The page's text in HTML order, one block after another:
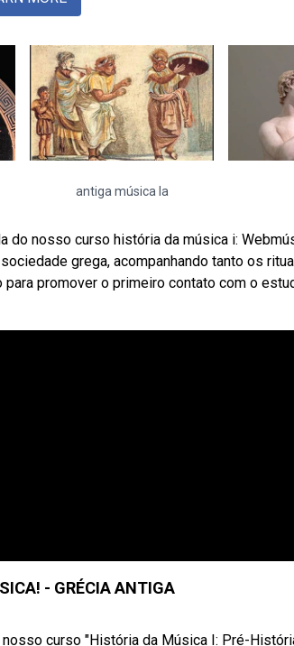
antiga música la
nosso curso história da música i:
grega, acompanhando tanto os
promover o primeiro contato com o
- GRÉCIA ANTIGA
curso "História da Música I: Pré-